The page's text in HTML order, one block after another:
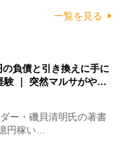
一覧を見る
の負債と引き換えに手に
験 ｜ 突然マルサがや…
ー・磯貝清明氏の著書
円稼い…